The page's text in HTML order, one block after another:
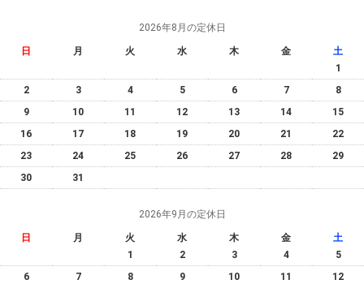
2026年8月の定休日
日 月 火 水 木 金
土
1
2
3 4 5 6 7
8
9
10 11 12 13 14
15
16
17 18 19 20 21
22
23
24 25 26 27 28
29
30
31
2026年9月の定休日
日 月 火 水 木 金
土
1
2 3 4
5
6
7 8 9 10 11
12